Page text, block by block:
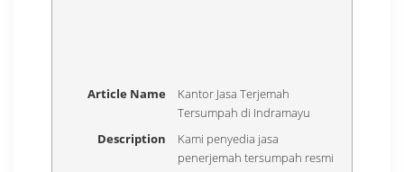
Article Name
Kantor Jasa Terjemah
Tersumpah di Indramayu
Description
Kami penyedia jasa
penerjemah tersumpah resmi